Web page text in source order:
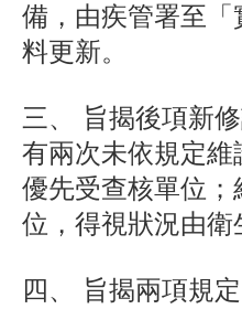
備，由疾管署至
料更新。
三、 旨揭後項新
有兩次未依規定
優先受查核單位
位，得視狀況由
四、 旨揭兩項規